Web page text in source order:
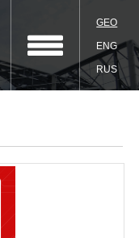
GEO
ENG
RUS